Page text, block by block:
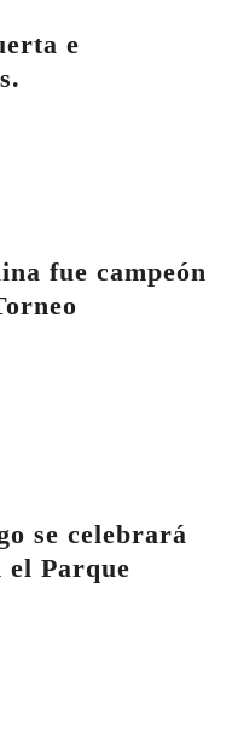
e
fue campeón
se celebrará
el Parque